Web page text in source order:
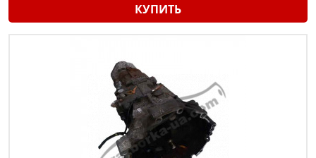
КУПИТЬ